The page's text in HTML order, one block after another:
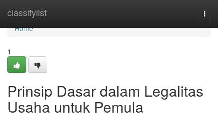
classifylist
Home
Home
1
Prinsip Dasar dalam Legalitas
Usaha untuk Pemula